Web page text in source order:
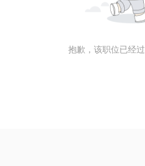
抱歉，该职位已经